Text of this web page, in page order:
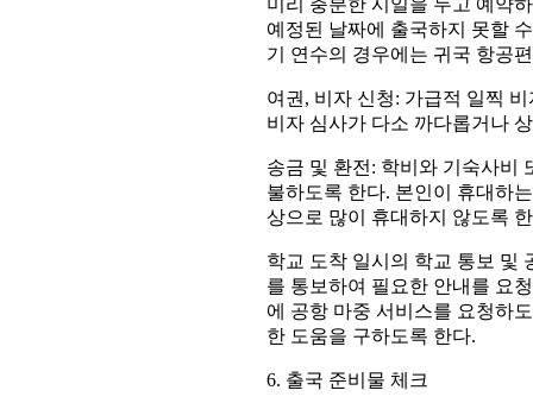
미리 충분한 시일을 두고 예약
예정된 날짜에 출국하지 못할
기 연수의 경우에는 귀국 항공
여권, 비자 신청: 가급적 일찍
비자 심사가 다소 까다롭거나
송금 및 환전: 학비와 기숙사비
불하도록 한다. 본인이 휴대하
상으로 많이 휴대하지 않도록
학교 도착 일시의 학교 통보 및
를 통보하여 필요한 안내를 요
에 공항 마중 서비스를 요청하
한 도움을 구하도록 한다.
6. 출국 준비물 체크